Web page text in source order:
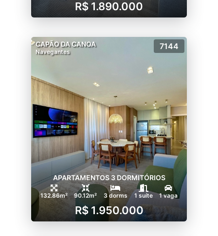
R$ 1.890.000
CAPÃO DA CANOA
Navegantes
7144
APARTAMENTOS 3 DORMITÓRIOS
132.86m² 90.12m² 3 dorms 1 suíte 1 vaga
R$ 1.950.000